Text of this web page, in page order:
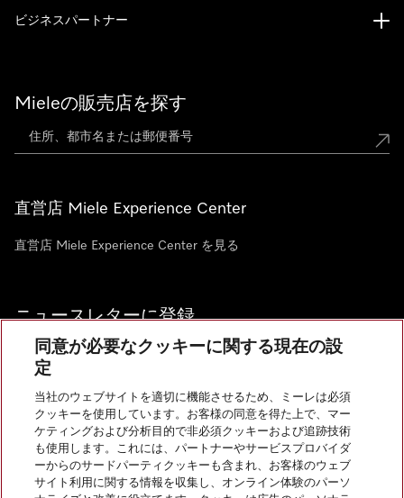
Mieleの販売店を探す
直営店 Miele Experience Center
直営店 Miele Experience Center を見る
ニュースレターに登録
お問い合わせ
ビジネスパートナー
InstagramのMiele
YoutubeのMiele
同意が必要なクッキーに関する現在の設
定
当社のウェブサイトを適切に機能させるため、ミーレは必須
クッキーを使用しています。お客様の同意を得た上で、マー
ケティングおよび分析目的で非必須クッキーおよび追跡技術
も使用します。これには、パートナーやサービスプロバイダ
ーからのサードパーティクッキーも含まれ、お客様のウェブ
サイト利用に関する情報を収集し、オンライン体験のパーソ